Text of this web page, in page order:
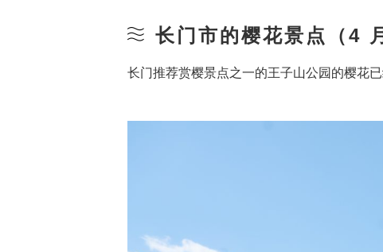
长门市的樱花景点（4
长门推荐赏樱景点之一的王子山公园的樱花